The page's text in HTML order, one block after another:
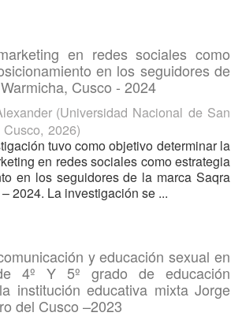
en redes sociales como
en los seguidores de
Cusco - 2024
(Universidad Nacional de San
, 2026)
tuvo como objetivo determinar la
en redes sociales como estrategia
en los seguidores de la marca Saqra
2024. La investigación se ...
y educación sexual en
4º Y 5º grado de educación
institución educativa mixta Jorge
del Cusco –2023